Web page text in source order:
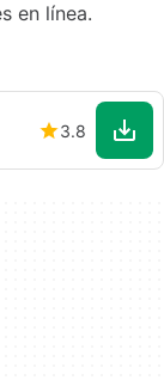
en línea.
3.8